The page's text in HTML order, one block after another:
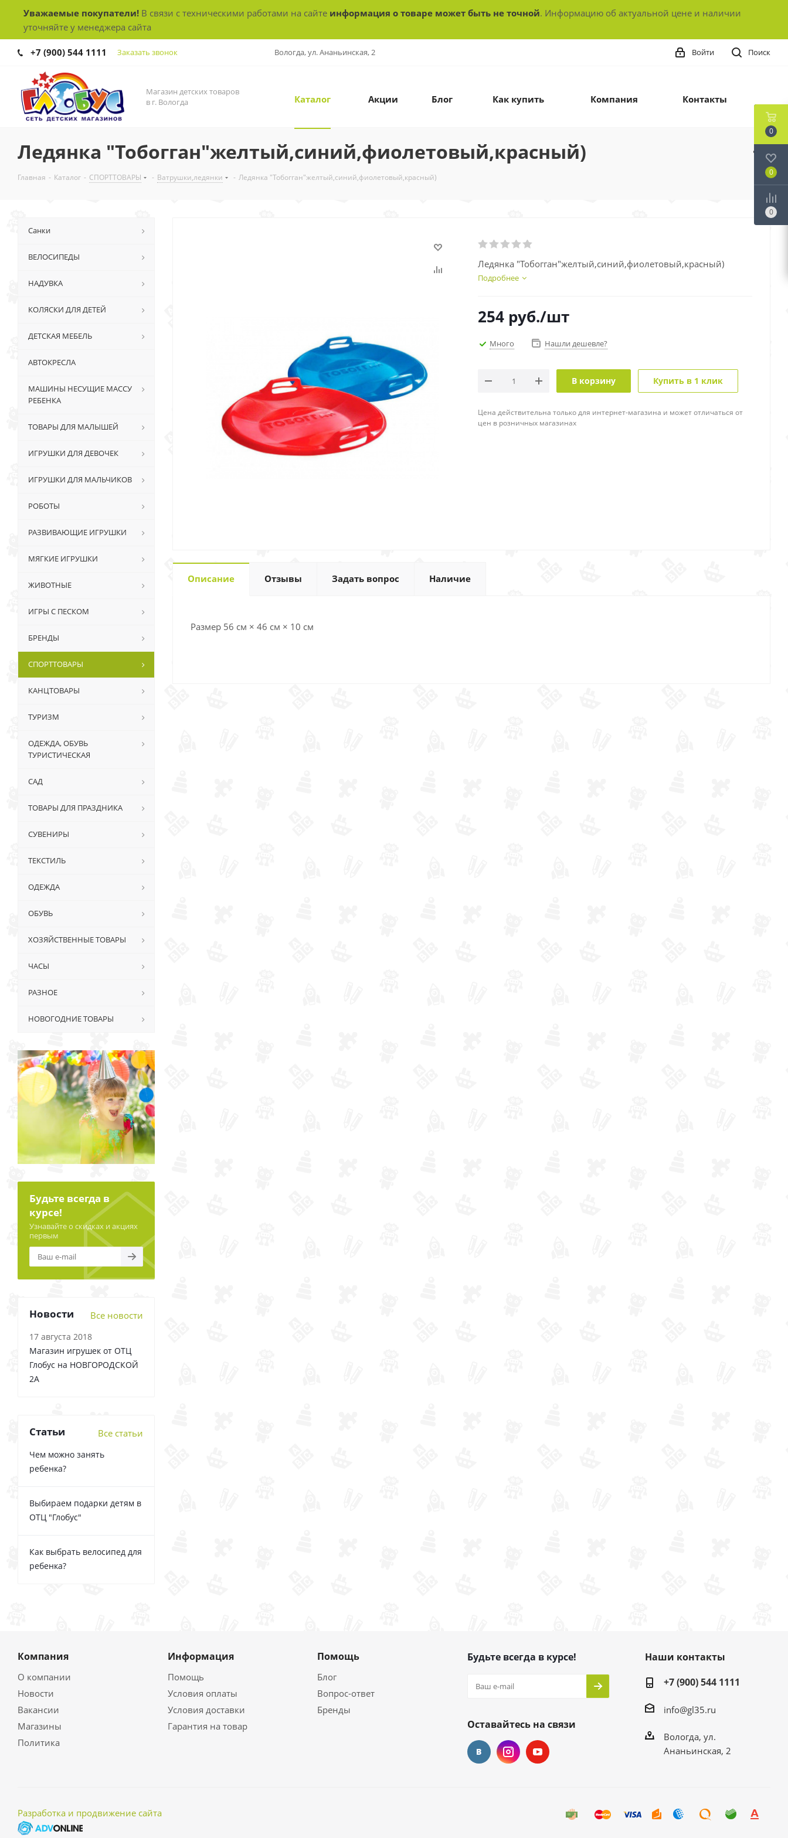
Уважаемые покупатели! В связи с техническими работами на сайте информация о товаре может быть не точной. Информацию об актуальной цене и наличии
уточняйте у менеджера сайта
+7 (900) 544 1111 Заказать звонок Вологда, ул. Ананьинская, 2 Поиск
Войти
Магазин детских товаров
в г. Вологда
Каталог Акции Блог Как купить Компания Контакты
Ледянка "Тобогган"желтый,синий,фиолетовый,красный)
Главная - Каталог - СПОРТТОВАРЫ - Ватрушки,ледянки - Ледянка "Тобогган"желтый,синий,фиолетовый,красный)
Ледянка "Тобогган"желтый,синий,фиолетовый,красный)
Подробнее
254 руб./шт
Много Нашли дешевле?
В корзину Купить в 1 клик
Цена действительна только для интернет-магазина и может отличаться от
цен в розничных магазинах
Описание Отзывы Задать вопрос Наличие
Размер 56 см × 46 см × 10 см
Санки
ВЕЛОСИПЕДЫ
НАДУВКА
КОЛЯСКИ ДЛЯ ДЕТЕЙ
ДЕТСКАЯ МЕБЕЛЬ
АВТОКРЕСЛА
МАШИНЫ НЕСУЩИЕ МАССУ
РЕБЕНКА
ТОВАРЫ ДЛЯ МАЛЫШЕЙ
ИГРУШКИ ДЛЯ ДЕВОЧЕК
ИГРУШКИ ДЛЯ МАЛЬЧИКОВ
РОБОТЫ
РАЗВИВАЮЩИЕ ИГРУШКИ
МЯГКИЕ ИГРУШКИ
ЖИВОТНЫЕ
ИГРЫ С ПЕСКОМ
БРЕНДЫ
СПОРТТОВАРЫ
КАНЦТОВАРЫ
ТУРИЗМ
ОДЕЖДА, ОБУВЬ
ТУРИСТИЧЕСКАЯ
САД
ТОВАРЫ ДЛЯ ПРАЗДНИКА
СУВЕНИРЫ
ТЕКСТИЛЬ
ОДЕЖДА
ОБУВЬ
ХОЗЯЙСТВЕННЫЕ ТОВАРЫ
ЧАСЫ
РАЗНОЕ
НОВОГОДНИЕ ТОВАРЫ
Будьте всегда в
курсе!
Узнавайте о скидках и акциях
первым
Новости Все новости
17 августа 2018
Магазин игрушек от ОТЦ
Глобус на НОВГОРОДСКОЙ
2А
Статьи Все статьи
Чем можно занять
ребенка?
Выбираем подарки детям в
ОТЦ "Глобус"
Как выбрать велосипед для
ребенка?
Компания
О компании
Новости
Вакансии
Магазины
Политика
Информация
Помощь
Условия оплаты
Условия доставки
Гарантия на товар
Помощь
Блог
Вопрос-ответ
Бренды
Будьте всегда в курсе!
Оставайтесь на связи
Наши контакты
+7 (900) 544 1111
info@gl35.ru
Вологда, ул.
Ананьинская, 2
Разработка и продвижение сайта
0
0
0